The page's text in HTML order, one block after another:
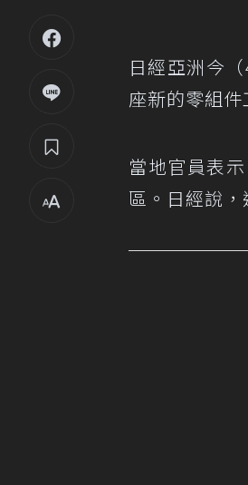
日經亞洲今
座新的零組
當地官員表
區。日經說